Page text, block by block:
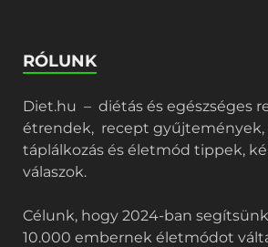
RÓLUNK
Diet.hu – diétás és egészséges
étrendek, recept gyűjtemények,
táplálkozás és életmód tippek,
válaszok.
Célunk, hogy 2024-ban
10.000 embernek életmódot